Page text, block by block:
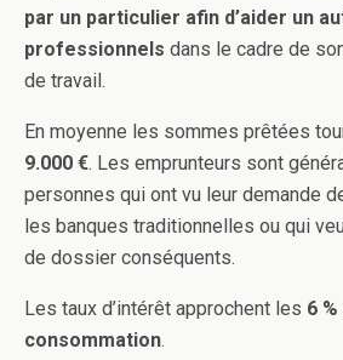
par un particulier afin d’aider un
professionnels dans le cadre de
de travail.
En moyenne les sommes prêtées
9.000 €. Les emprunteurs sont
personnes qui ont vu leur demande
les banques traditionnelles ou qui
de dossier conséquents.
Les taux d’intérêt approchent les 6
consommation.